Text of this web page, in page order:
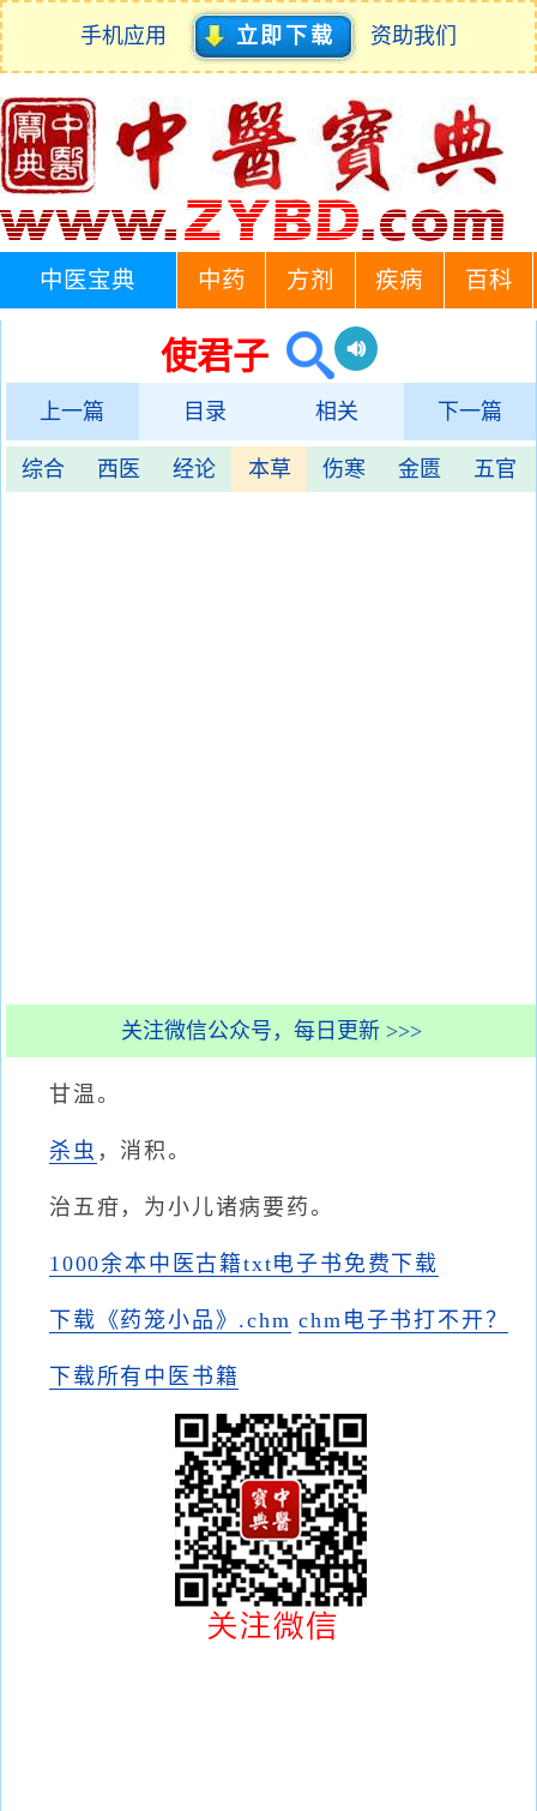
手机应用 立即下载 资助我们
中医宝典 中药 方剂 疾病 百科
使君子
上一篇 目录 相关 下一篇
综合 西医 经论 本草 伤寒 金匮 五官
关注微信公众号，每日更新 >>>
甘温。
杀虫 ，消积。
治五疳，为小儿诸病要药。
1000余本中医古籍txt电子书免费下载
下载《药笼小品》.chm chm电子书打不开？
下载所有中医书籍